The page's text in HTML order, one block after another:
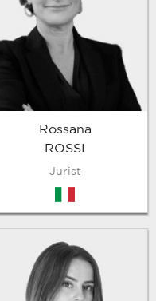
Rossana
ROSSI
Jurist